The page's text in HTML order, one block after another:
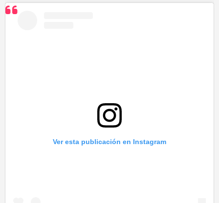
Ver esta publicación en Instagram